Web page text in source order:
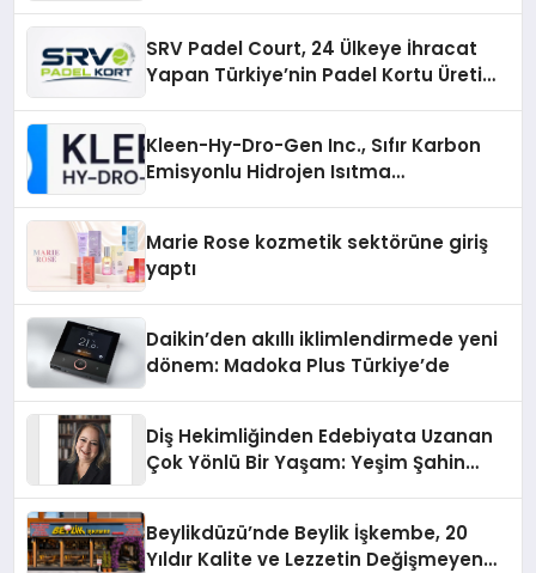
SRV Padel Court, 24 Ülkeye İhracat
Yapan Türkiye’nin Padel Kortu Üretim
Kleen-Hy-Dro-Gen Inc., Sıfır Karbon
Emisyonlu Hidrojen Isıtma
Marie Rose kozmetik sektörüne giriş
yaptı
Daikin’den akıllı iklimlendirmede yeni
dönem: Madoka Plus Türkiye’de
Diş Hekimliğinden Edebiyata Uzanan
Çok Yönlü Bir Yaşam: Yeşim Şahin
Beylikdüzü’nde Beylik İşkembe, 20
Yıldır Kalite ve Lezzetin Değişmeyen